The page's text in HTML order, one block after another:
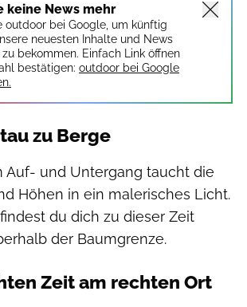
keine News mehr
outdoor bei Google, um künftig
neuesten Inhalte und News
bekommen. Einfach Link öffnen
bestätigen: outdoor bei Google
zu Berge
Auf- und Untergang taucht die
Höhen in ein malerisches Licht.
du dich zu dieser Zeit
der Baumgrenze.
Zeit am rechten Ort